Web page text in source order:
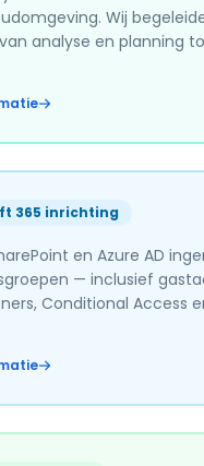
Wij
analyse en planning
365 inrichting
en Azure AD
— inclusief
Conditional Access